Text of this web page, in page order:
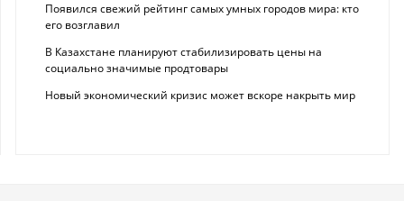
Появился свежий рейтинг самых умных городов мира: кто
его возглавил
В Казахстане планируют стабилизировать цены на
социально значимые продтовары
Новый экономический кризис может вскоре накрыть мир